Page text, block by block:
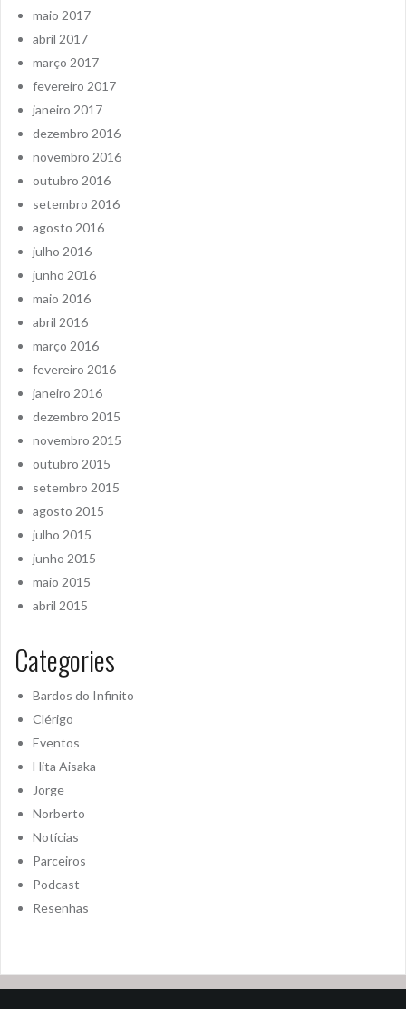
maio 2017
abril 2017
março 2017
fevereiro 2017
janeiro 2017
dezembro 2016
novembro 2016
outubro 2016
setembro 2016
agosto 2016
julho 2016
junho 2016
maio 2016
abril 2016
março 2016
fevereiro 2016
janeiro 2016
dezembro 2015
novembro 2015
outubro 2015
setembro 2015
agosto 2015
julho 2015
junho 2015
maio 2015
abril 2015
Categories
Bardos do Infinito
Clérigo
Eventos
Hita Aisaka
Jorge
Norberto
Notícias
Parceiros
Podcast
Resenhas